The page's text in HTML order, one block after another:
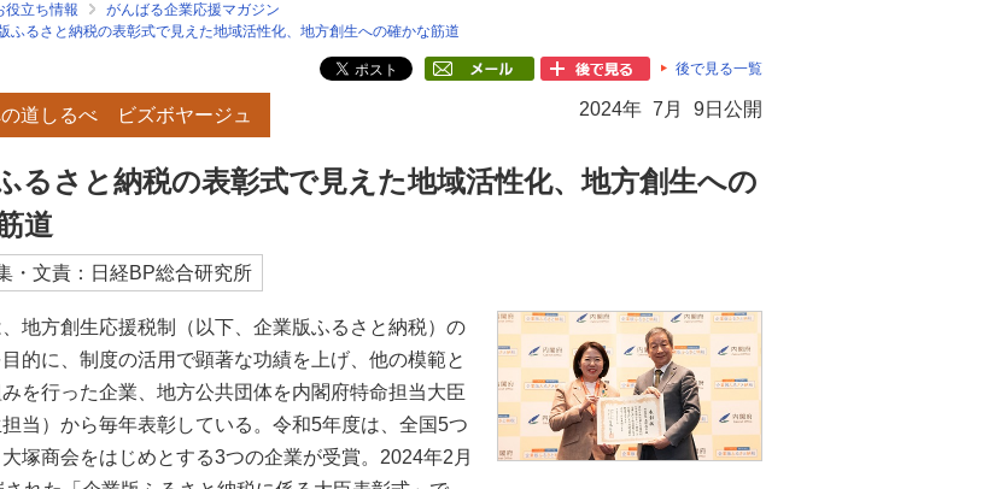
役立ち情報
がんばる企業応援マガジン
ふるさと納税の表彰式で見えた地域活性化、地方創生への確かな筋道
後で見る一覧
2024年 7月 9日公開
道しるべ ビズボヤージュ
るさと納税の表彰式で見えた地域活性化、地方創生への
道
・文責：日経BP総合研究所
地方創生応援税制（以下、企業版ふるさと納税）の
的に、制度の活用で顕著な功績を上げ、他の模範と
を行った企業、地方公共団体を内閣府特命担当大臣
担当）から毎年表彰している。令和5年度は、全国5つ
塚商会をはじめとする3つの企業が受賞。2024年2月